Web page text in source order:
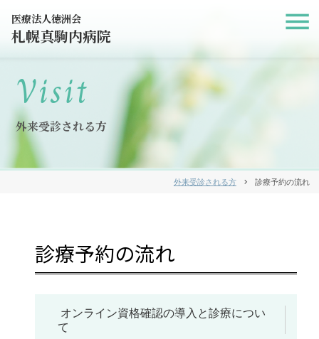
医療法人徳洲会
札幌真駒内病院
外来受診される方
Visit
外来受診される方 chevron_right 診療予約の流れ
診療予約の流れ
オンライン資格確認の導入と診療につい
て